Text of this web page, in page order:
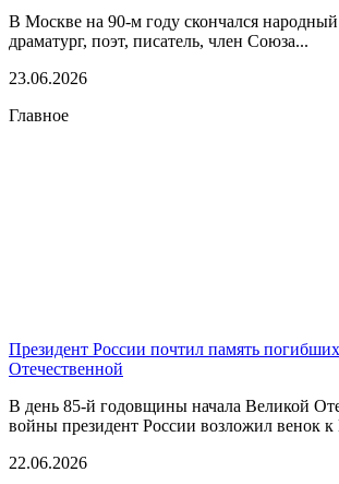
В Москве на 90-м году скончался
драматург, поэт, писатель, член Союза...
23.06.2026
Главное
Президент России почтил память
Отечественной
В день 85-й годовщины начала Великой
войны президент России возложил венок
22.06.2026